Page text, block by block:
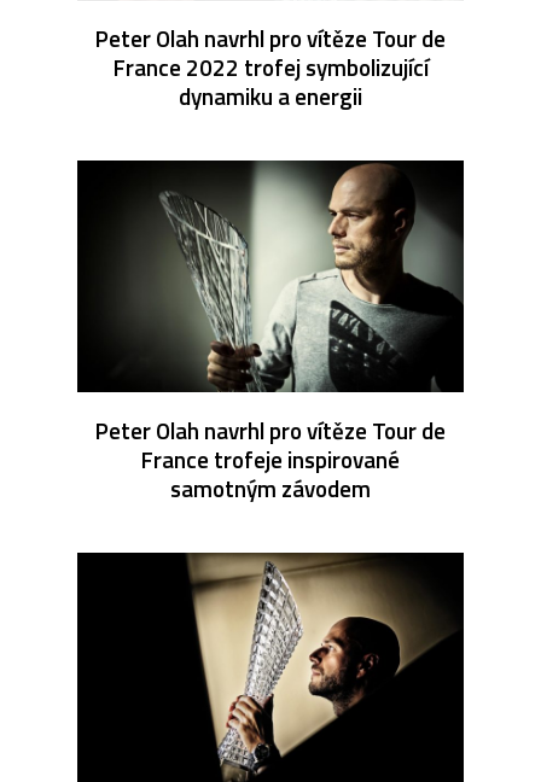
Peter Olah navrhl pro vítěze Tour de
France 2022 trofej symbolizující
dynamiku a energii
Peter Olah navrhl pro vítěze Tour de
France trofeje inspirované
samotným závodem